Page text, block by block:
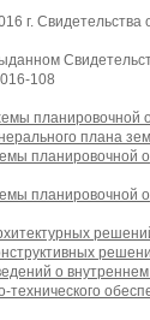
г. Свидетельства
108
планировочной
плана
планировочной
планировочной
о
технического